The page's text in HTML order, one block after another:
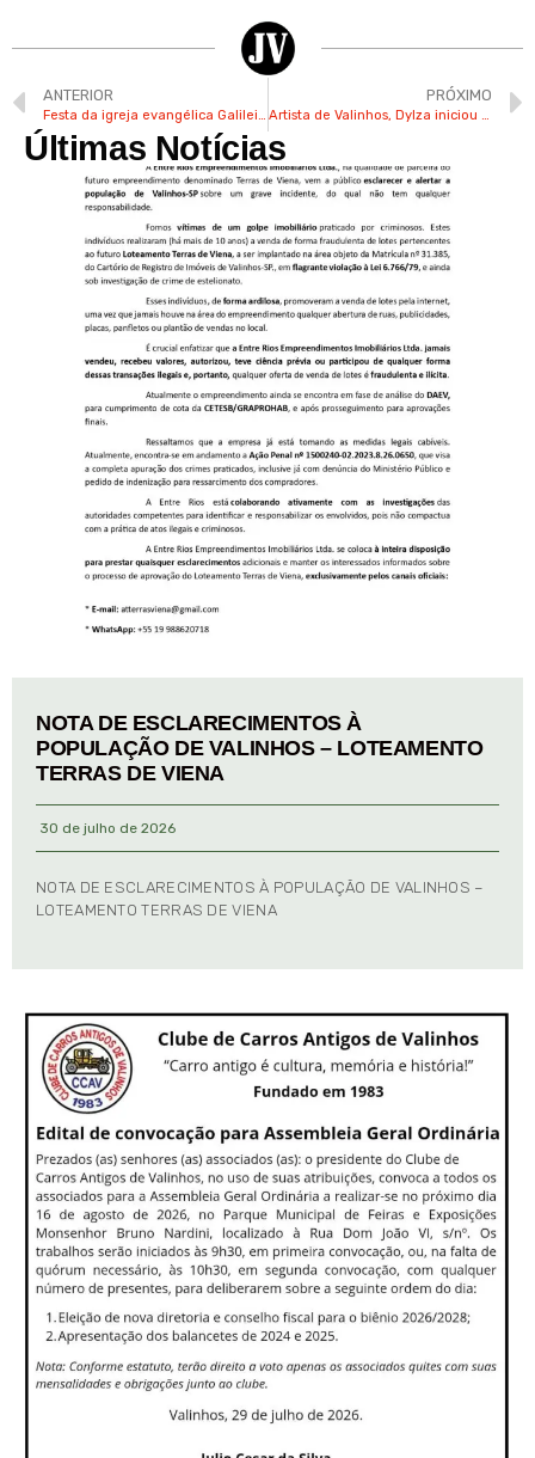
ANTERIOR PRÓXIMO
Últimas Notícias
NOTA DE ESCLARECIMENTOS À
POPULAÇÃO DE VALINHOS – LOTEAMENTO
TERRAS DE VIENA
30 de julho de 2026
NOTA DE ESCLARECIMENTOS À POPULAÇÃO DE VALINHOS –
LOTEAMENTO TERRAS DE VIENA